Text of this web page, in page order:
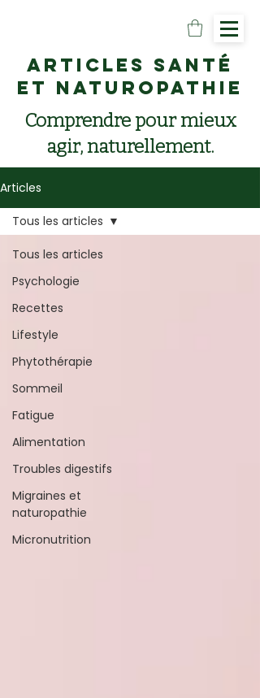
Articles santé
et naturopathie
Comprendre pour mieux
agir, naturellement.
Articles
Tous les articles
Psychologie
Recettes
Lifestyle
Phytothérapie
Sommeil
Fatigue
Alimentation
Troubles digestifs
Migraines et
naturopathie
Micronutrition
Tous les articles